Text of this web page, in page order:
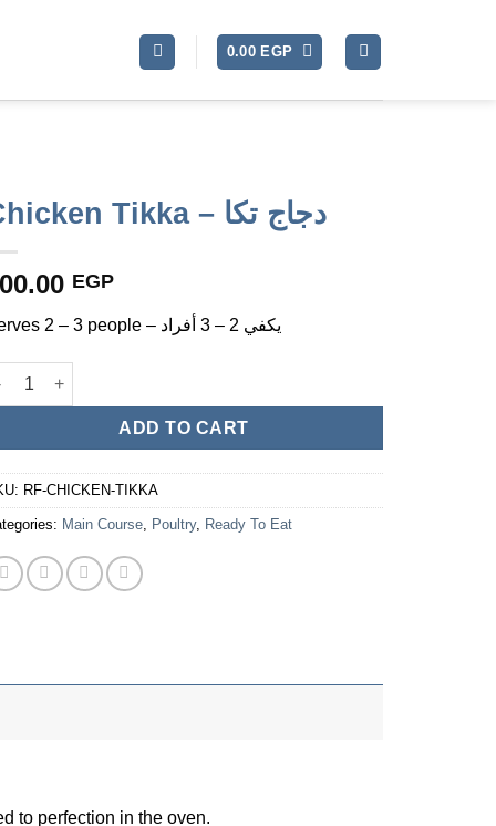
0.00 EGP
Chicken Tikka – دجاج تكا
EGP
Serves 2 – 3 people – يكفي 2 – 3 أفراد
ADD TO CART
RF-CHICKEN-TIKKA
Main Course Poultry, Ready To Eat
to perfection in the oven.